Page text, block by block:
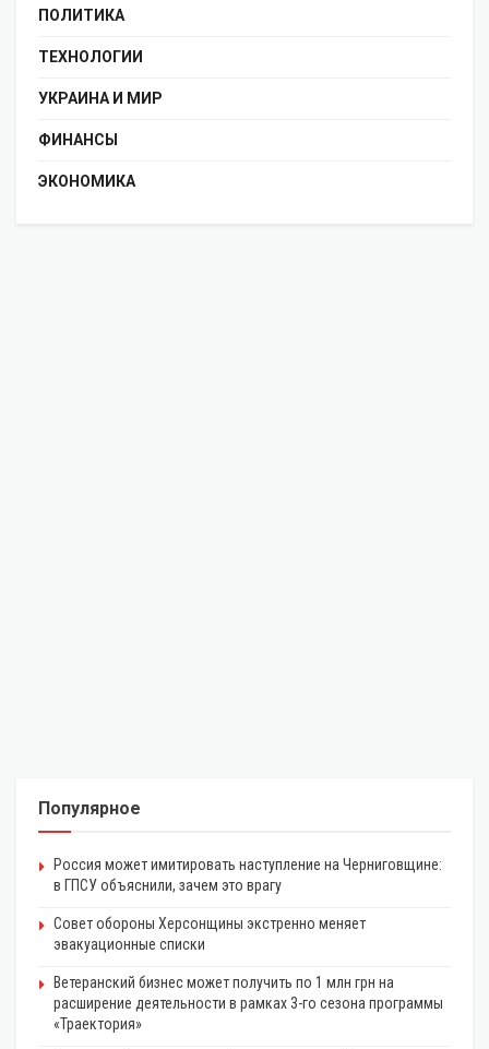
ПОЛИТИКА
ТЕХНОЛОГИИ
УКРАИНА И МИР
ФИНАНСЫ
ЭКОНОМИКА
Популярное
Россия может имитировать наступление на Черниговщине:
в ГПСУ объяснили, зачем это врагу
Совет обороны Херсонщины экстренно меняет
эвакуационные списки
Ветеранский бизнес может получить по 1 млн грн на
расширение деятельности в рамках 3-го сезона программы
«Траектория»